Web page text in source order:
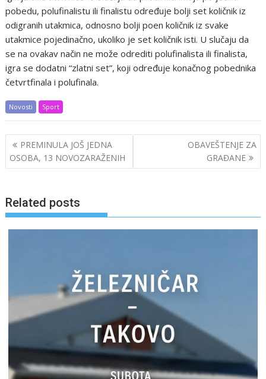
pobedu, polufinalistu ili finalistu određuje bolji set količnik iz
odigranih utakmica, odnosno bolji poen količnik iz svake
utakmice pojedinačno, ukoliko je set količnik isti. U slučaju da
se na ovakav način ne može odrediti polufinalista ili finalista,
igra se dodatni “zlatni set”, koji određuje konačnog pobednika
četvrtfinala i polufinala.
Novosti Sport
Post
navigation
PREMINULA JOŠ JEDNA
OSOBA, 13 NOVOZARAŽENIH
OBAVEŠTENJE ZA
GRAĐANE
Related posts